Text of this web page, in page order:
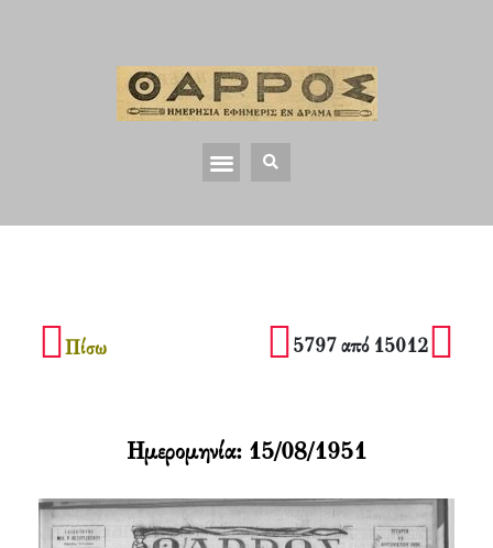
Πίσω 5797 από 15012
Ημερομηνία: 15/08/1951